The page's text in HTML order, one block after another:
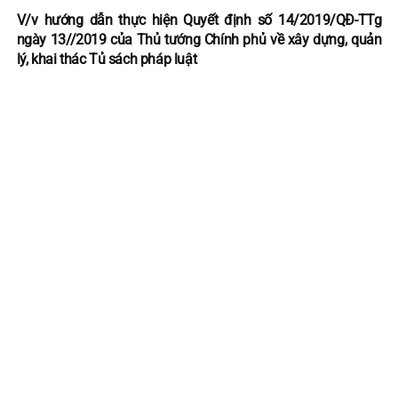
V/v hướng dẫn thực hiện Quyết định số 14/2019/QĐ-TTg
ngày 13//2019 của Thủ tướng Chính phủ về xây dựng, quản
lý, khai thác Tủ sách pháp luật